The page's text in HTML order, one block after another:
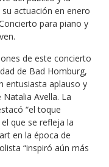
actuación en enero
para piano y
de este concierto
de Bad Homburg,
entusiasta aplauso y
Avella. La
“el toque
que se refleja la
en la época de
“inspiró aún más